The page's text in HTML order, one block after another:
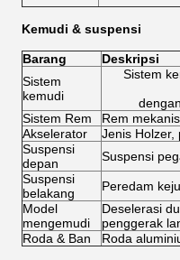
Kemudi & suspensi
Barang
Deskripsi
Sistem
kemudi
Sistem
Sistem Rem
Rem
Akselerator
Jenis Holzer,
Suspensi
depan
Suspensi
Suspensi
belakang
Peredam
Model
mengemudi
Deselerasi
penggerak
Roda & Ban
Roda